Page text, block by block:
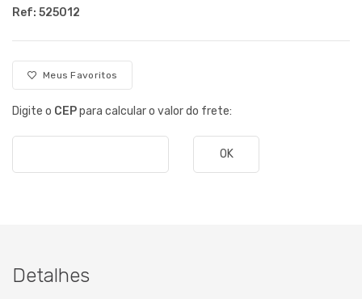
Ref: 525012
Meus Favoritos
Digite o CEPpara calcular o valor do frete:
OK
Detalhes